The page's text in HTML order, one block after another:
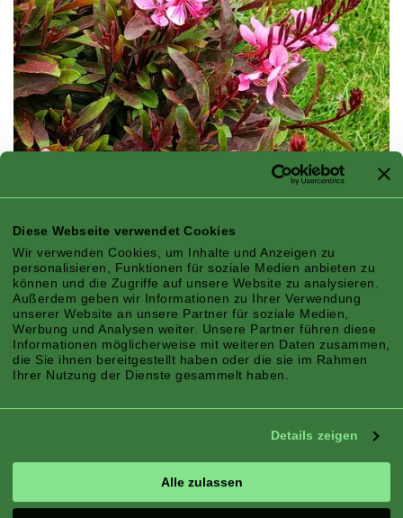
Diese Webseite verwendet Cookies
Wir verwenden Cookies, um Inhalte und Anzeigen zu
personalisieren, Funktionen für soziale Medien anbieten zu
können und die Zugriffe auf unsere Website zu analysieren.
Außerdem geben wir Informationen zu Ihrer Verwendung
unserer Website an unsere Partner für soziale Medien,
Werbung und Analysen weiter. Unsere Partner führen diese
Informationen möglicherweise mit weiteren Daten zusammen,
die Sie ihnen bereitgestellt haben oder die sie im Rahmen
Ihrer Nutzung der Dienste gesammelt haben.
Details zeigen
Alle zulassen
KOMPAKTHEIT
kleinere Gärten oder Kübel auf der
Terrasse.